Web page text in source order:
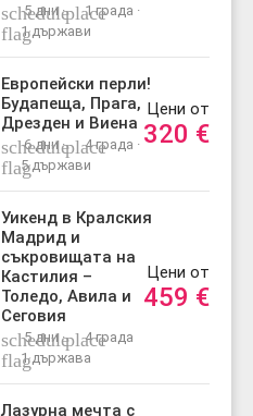
schedule
5 дни ·place1 града ·
flag1 държави
Европейски перли!
Будапеща, Прага,
Дрезден и Виена
schedule
6 дни ·place4 града ·
flag5 държави
Цени от
320 €
Уикенд в Кралския
Мадрид и
съкровищата на
Кастилия –
Толедо, Авила и
Сеговия
schedule
5 дни ·place4 града
flag1 държава
Цени от
459 €
Лазурна мечта с